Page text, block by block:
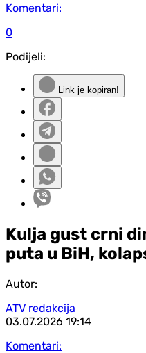
Komentari:
0
Podijeli:
Link je kopiran!
Kulja gust crni
puta u BiH,
Autor:
ATV redakcija
03.07.2026 19:14
Komentari: